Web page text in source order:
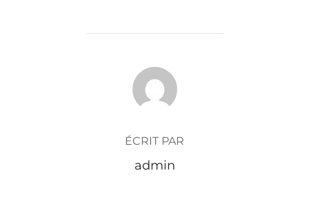
AUTEUR DE LA PUBLICATION
ÉCRIT PAR
admin